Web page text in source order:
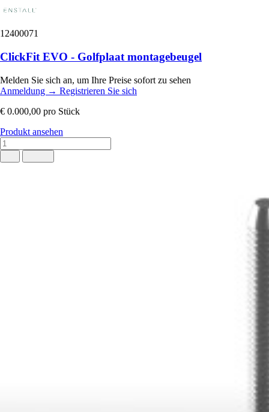
12400071
ClickFit EVO - Golfplaat montagebeugel
Melden Sie sich an, um Ihre Preise sofort zu sehen
Anmeldung → Registrieren Sie sich
€ 0.000,00 pro Stück
Produkt ansehen